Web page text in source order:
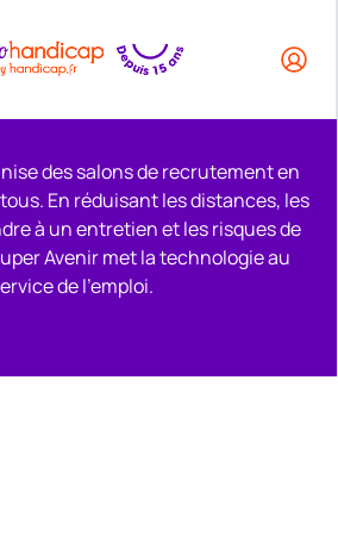
des salons de recrutement en
En réduisant les distances, les
à un entretien et les risques de
Avenir met la technologie au
de l'emploi.